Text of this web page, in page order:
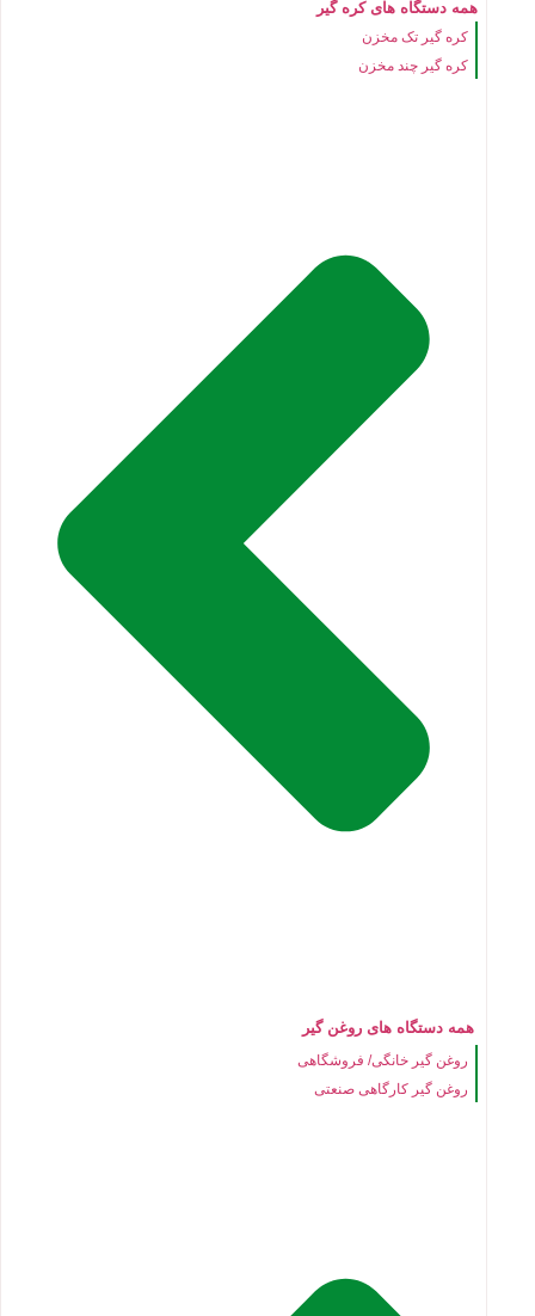
همه دستگاه های کره گیر
کره گیر تک مخزن
کره گیر چند مخزن
همه دستگاه های روغن گیر
روغن گیر خانگی/ فروشگاهی
روغن گیر کارگاهی صنعتی